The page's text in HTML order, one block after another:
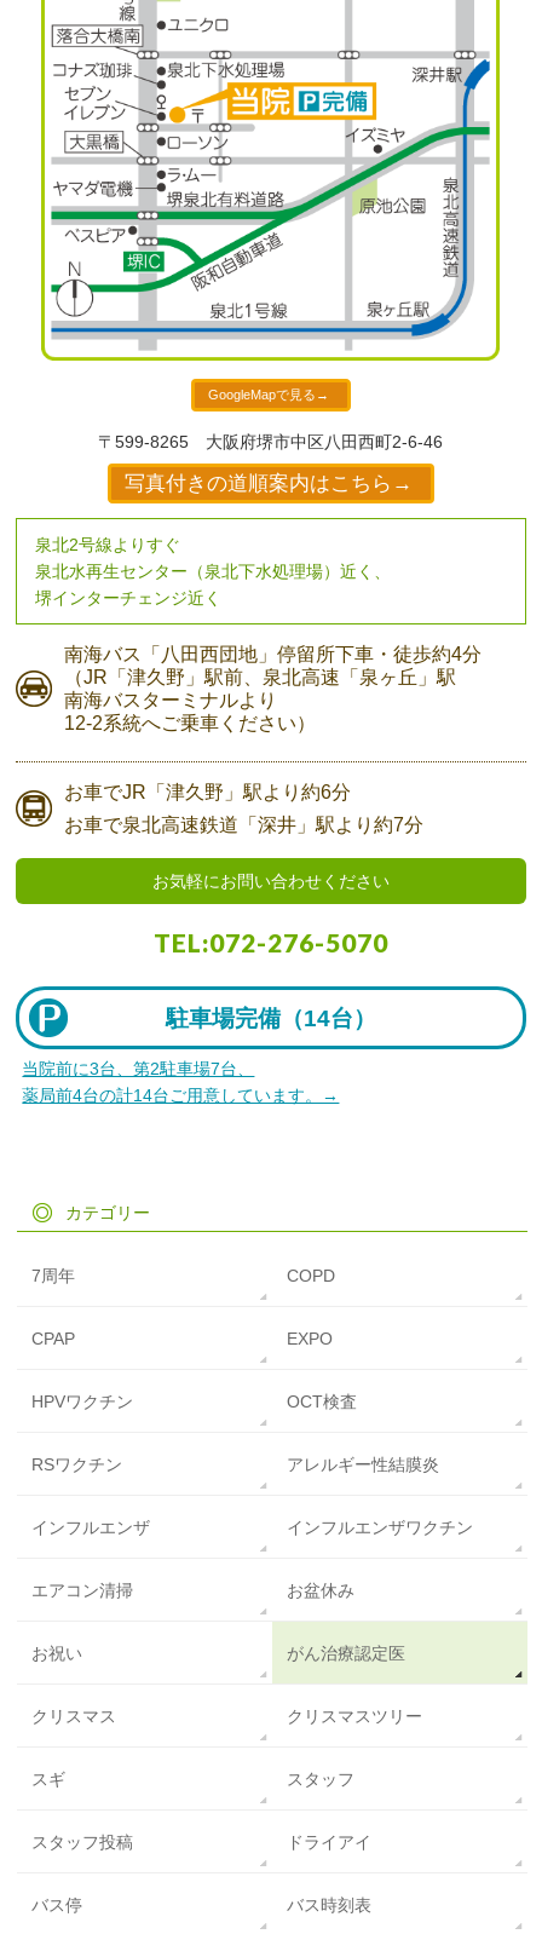
GoogleMapで見る→
〒599-8265 大阪府堺市中区八田西町2-6-46
写真付きの道順案内はこちら→
泉北2号線よりすぐ
泉北水再生センター（泉北下水処理場）近く、
堺インターチェンジ近く
南海バス 「八田西団地」停留所下車・徒歩約4分
（JR「津久野」駅前、 泉北高速「泉ヶ丘」駅
南海バスターミナルより
12-2系統へご乗車ください）
お車でJR「津久野」駅より約6分
お車で泉北高速鉄道「深井」駅より約7分
お気軽にお問い合わせください
TEL:072-276-5070
駐車場完備（14台）
当院前に3台、第2駐車場7台、
薬局前4台の計14台ご用意しています。→
カテゴリー
7周年 COPD
CPAP EXPO
HPVワクチン OCT検査
RSワクチン アレルギー性結膜炎
インフルエンザ インフルエンザワクチン
エアコン清掃 お盆休み
お祝い がん治療認定医
クリスマス クリスマスツリー
スギ スタッフ
スタッフ投稿 ドライアイ
バス停 バス時刻表